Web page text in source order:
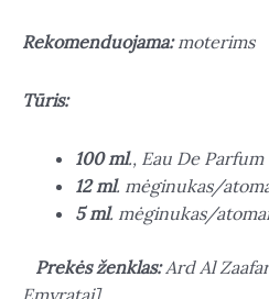
Rekomenduojama:moterims
Tūris:
100 ml., Eau De Parfum
12 ml. mėginukas/
5 ml. mėginukas/
Prekės ženklas:Ard Al